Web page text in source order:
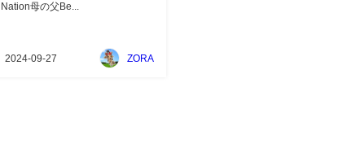
Nation母の父Be...
2024-09-27 ZORA